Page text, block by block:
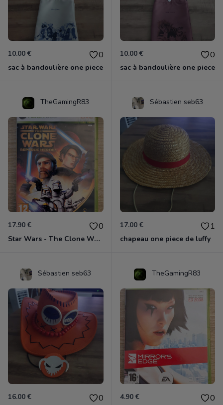
10.00 € 0
sac à bandoulière one piece
10.00 € 0
sac à bandoulière one piece
TheGamingR83
17.90 € 0
Star Wars - The Clone Wars - Les Héros De La République Xbox 360
Sébastien seb63
17.00 € 1
chapeau one piece de luffy
Sébastien seb63
16.00 € 0
TheGamingR83
4.90 € 0